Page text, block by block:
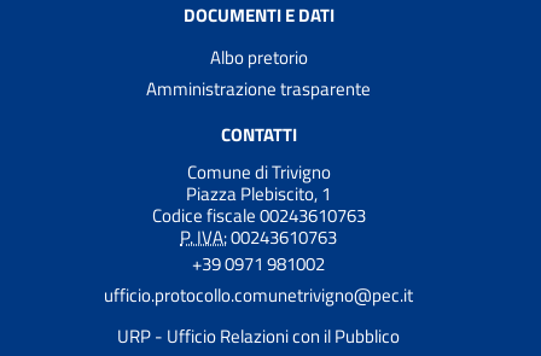
DOCUMENTI E DATI
Albo pretorio
Amministrazione trasparente
CONTATTI
Comune di Trivigno
Piazza Plebiscito, 1
Codice fiscale 00243610763
P. IVA:00243610763
+39 0971 981002
ufficio.protocollo.comunetrivigno@pec.it
URP - Ufficio Relazioni con il Pubblico